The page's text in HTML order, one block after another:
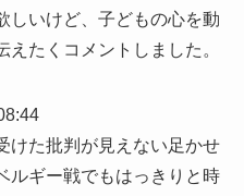
しいけど、子どもの心を動
たくコメントしました。
けた批判が見えない足かせ
ルギー戦でもはっきりと時